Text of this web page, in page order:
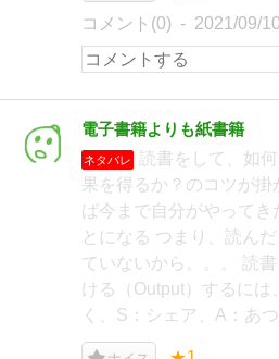
コメント(0) 2021/09/10
電子書籍よりも紙書籍
ネタバレ
読書をして、如
果を得るか？のコツが掛
ば今まで自分がやってき
とになる つまり、読ん
ていないから。。。 読
ける（Output）するに
く、S：シェア、A：あつ